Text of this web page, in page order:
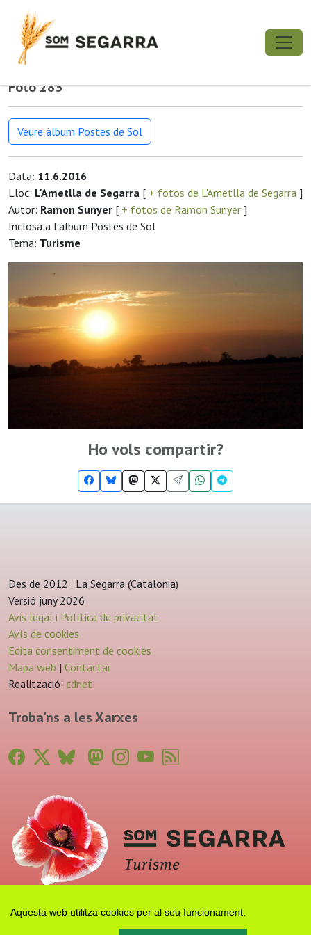
Aquesta web utilitza cookies per al seu funcionament.
Foto 283
Veure àlbum Postes de Sol
Data: 11.6.2016
Lloc: L'Ametlla de Segarra [ + fotos de L'Ametlla de Segarra ]
Autor: Ramon Sunyer [ + fotos de Ramon Sunyer ]
Inclosa a l'àlbum Postes de Sol
Tema: Turisme
Ho vols compartir?
Des de 2012 · La Segarra (Catalonia)
Versió juny 2026
Avis legal i Política de privacitat
Avís de cookies
Edita consentiment de cookies
Mapa web | Contactar
Realització: cdnet
Troba'ns a les Xarxes